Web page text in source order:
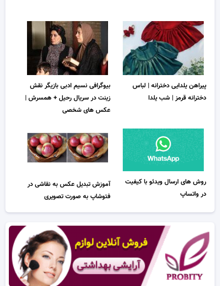
پیراهن یلدایی دخترانه | لباس
دخترانه قرمز | شب یلدا
بیوگرافی نسیم ادبی بازیگر نقش
زینت در سریال رحیل + همسرش |
عکس های شخصی
روش های ارسال ویدئو با کیفیت
در واتساپ
آموزش تبدیل عکس به نقاشی در
فتوشاپ به صورت تصویری